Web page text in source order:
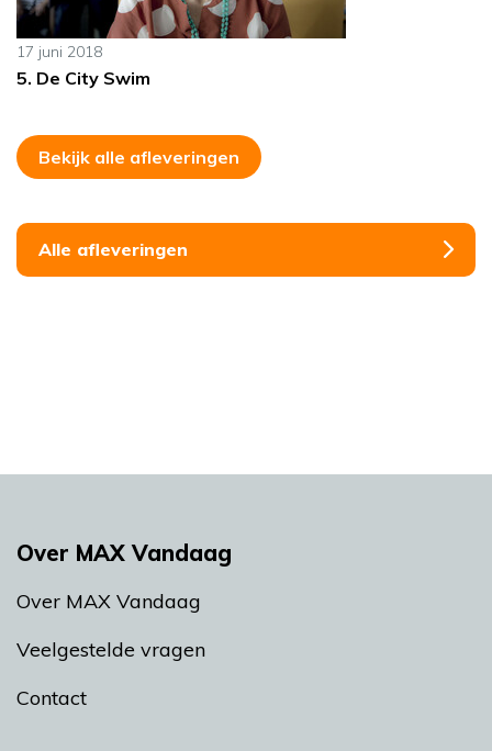
17 juni 2018
5. De City Swim
Bekijk alle afleveringen
Alle afleveringen
Over MAX Vandaag
Over MAX Vandaag
Veelgestelde vragen
Contact